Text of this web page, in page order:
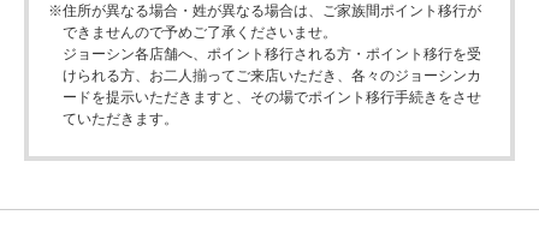
※住所が異なる場合・姓が異なる場合は、ご家族間ポイント移行が
できませんので予めご了承くださいませ。
ジョーシン各店舗へ、ポイント移行される方・ポイント移行を受
けられる方、お二人揃ってご来店いただき、各々のジョーシンカ
ードを提示いただきますと、その場でポイント移行手続きをさせ
ていただきます。